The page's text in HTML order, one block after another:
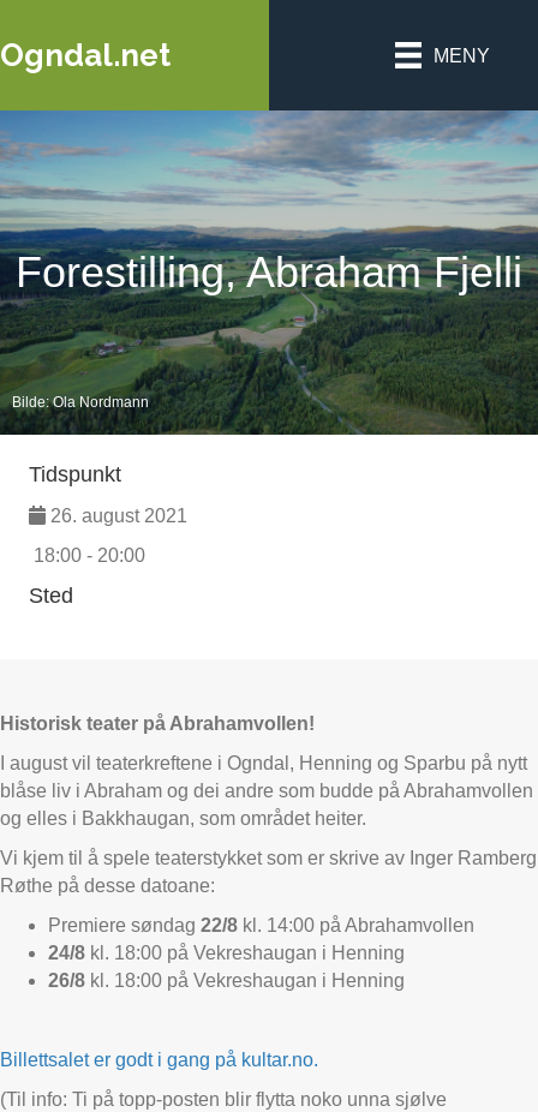
Ogndal.net MENY
Forestilling, Abraham Fjelli
Bilde: Ola Nordmann
Tidspunkt
26. august 2021
18:00 - 20:00
Sted
Historisk teater på Abrahamvollen!
I august vil teaterkreftene i Ogndal, Henning og Sparbu på nytt
blåse liv i Abraham og dei andre som budde på Abrahamvollen
og elles i Bakkhaugan, som området heiter.
Vi kjem til å spele teaterstykket som er skrive av Inger Ramberg
Røthe på desse datoane:
Premiere søndag 22/8 kl. 14:00 på Abrahamvollen
24/8 kl. 18:00 på Vekreshaugan i Henning
26/8 kl. 18:00 på Vekreshaugan i Henning
Billettsalet er godt i gang på kultar.no.
(Til info: Ti på topp-posten blir flytta noko unna sjølve